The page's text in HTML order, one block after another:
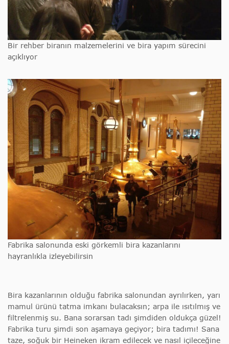
Bir rehber biranın malzemelerini ve bira yapım sürecini
açıklıyor
Fabrika salonunda eski görkemli bira kazanlarını
hayranlıkla izleyebilirsin
Bira kazanlarının olduğu fabrika salonundan ayrılırken, yarı
mamul ürünü tatma imkanı bulacaksın; arpa ile ısıtılmış ve
filtrelenmiş su. Bana sorarsan tadı şimdiden oldukça güzel!
Fabrika turu şimdi son aşamaya geçiyor; bira tadımı! Sana
taze, soğuk bir Heineken ikram edilecek ve nasıl içileceğine